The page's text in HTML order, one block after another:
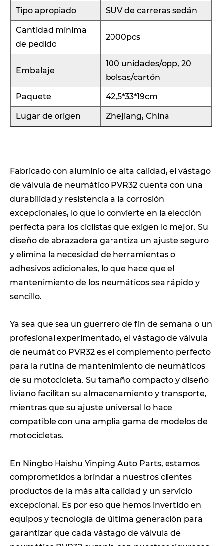
Tipo apropiado SUV de carreras sedán
Cantidad mínima
de pedido
2000pcs
Embalaje
100 unidades/opp, 20
bolsas/cartón
Paquete 42,5*33*19cm
Lugar de origen Zhejiang, China
Fabricado con aluminio de alta calidad, el vástago
de válvula de neumático PVR32 cuenta con una
durabilidad y resistencia a la corrosión
excepcionales, lo que lo convierte en la elección
perfecta para los ciclistas que exigen lo mejor. Su
diseño de abrazadera garantiza un ajuste seguro
y elimina la necesidad de herramientas o
adhesivos adicionales, lo que hace que el
mantenimiento de los neumáticos sea rápido y
sencillo.
Ya sea que sea un guerrero de fin de semana o un
profesional experimentado, el vástago de válvula
de neumático PVR32 es el complemento perfecto
para la rutina de mantenimiento de neumáticos
de su motocicleta. Su tamaño compacto y diseño
liviano facilitan su almacenamiento y transporte,
mientras que su ajuste universal lo hace
compatible con una amplia gama de modelos de
motocicletas.
En Ningbo Haishu Yinping Auto Parts, estamos
comprometidos a brindar a nuestros clientes
productos de la más alta calidad y un servicio
excepcional. Es por eso que hemos invertido en
equipos y tecnología de última generación para
garantizar que cada vástago de válvula de